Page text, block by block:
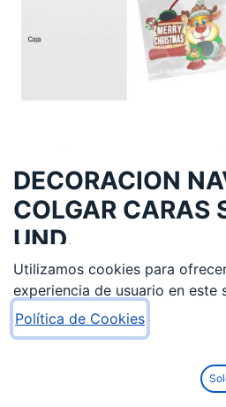
DECORACION
COLGAR CARAS
UND.
3,73€
AÑADIR AL
Utilizamos cookies para
experiencia de usuario en este
Política de Cookies